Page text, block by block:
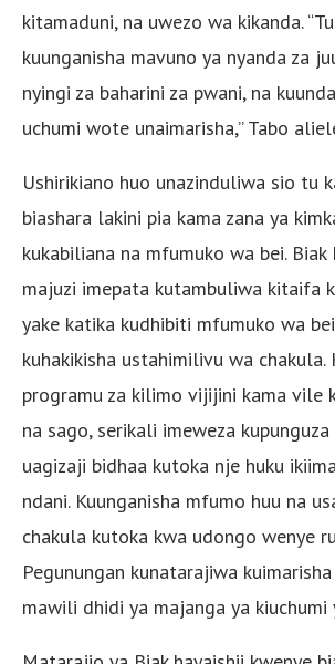
kitamaduni, na uwezo wa kikanda.
kuunganisha mavuno ya nyanda za
nyingi za baharini za pwani, na
uchumi wote unaimarisha,” Tabo
Ushirikiano huo unazinduliwa sio tu
biashara lakini pia kama zana ya
kukabiliana na mfumuko wa bei.
majuzi imepata kutambuliwa kitaifa
yake katika kudhibiti mfumuko wa
kuhakikisha ustahimilivu wa chakula.
programu za kilimo vijijini kama vile
na sago, serikali imeweza
uagizaji bidhaa kutoka nje huku
ndani. Kuunganisha mfumo huu na
chakula kutoka kwa udongo wenye
Pegunungan kunatarajiwa
mawili dhidi ya majanga ya kiuchumi